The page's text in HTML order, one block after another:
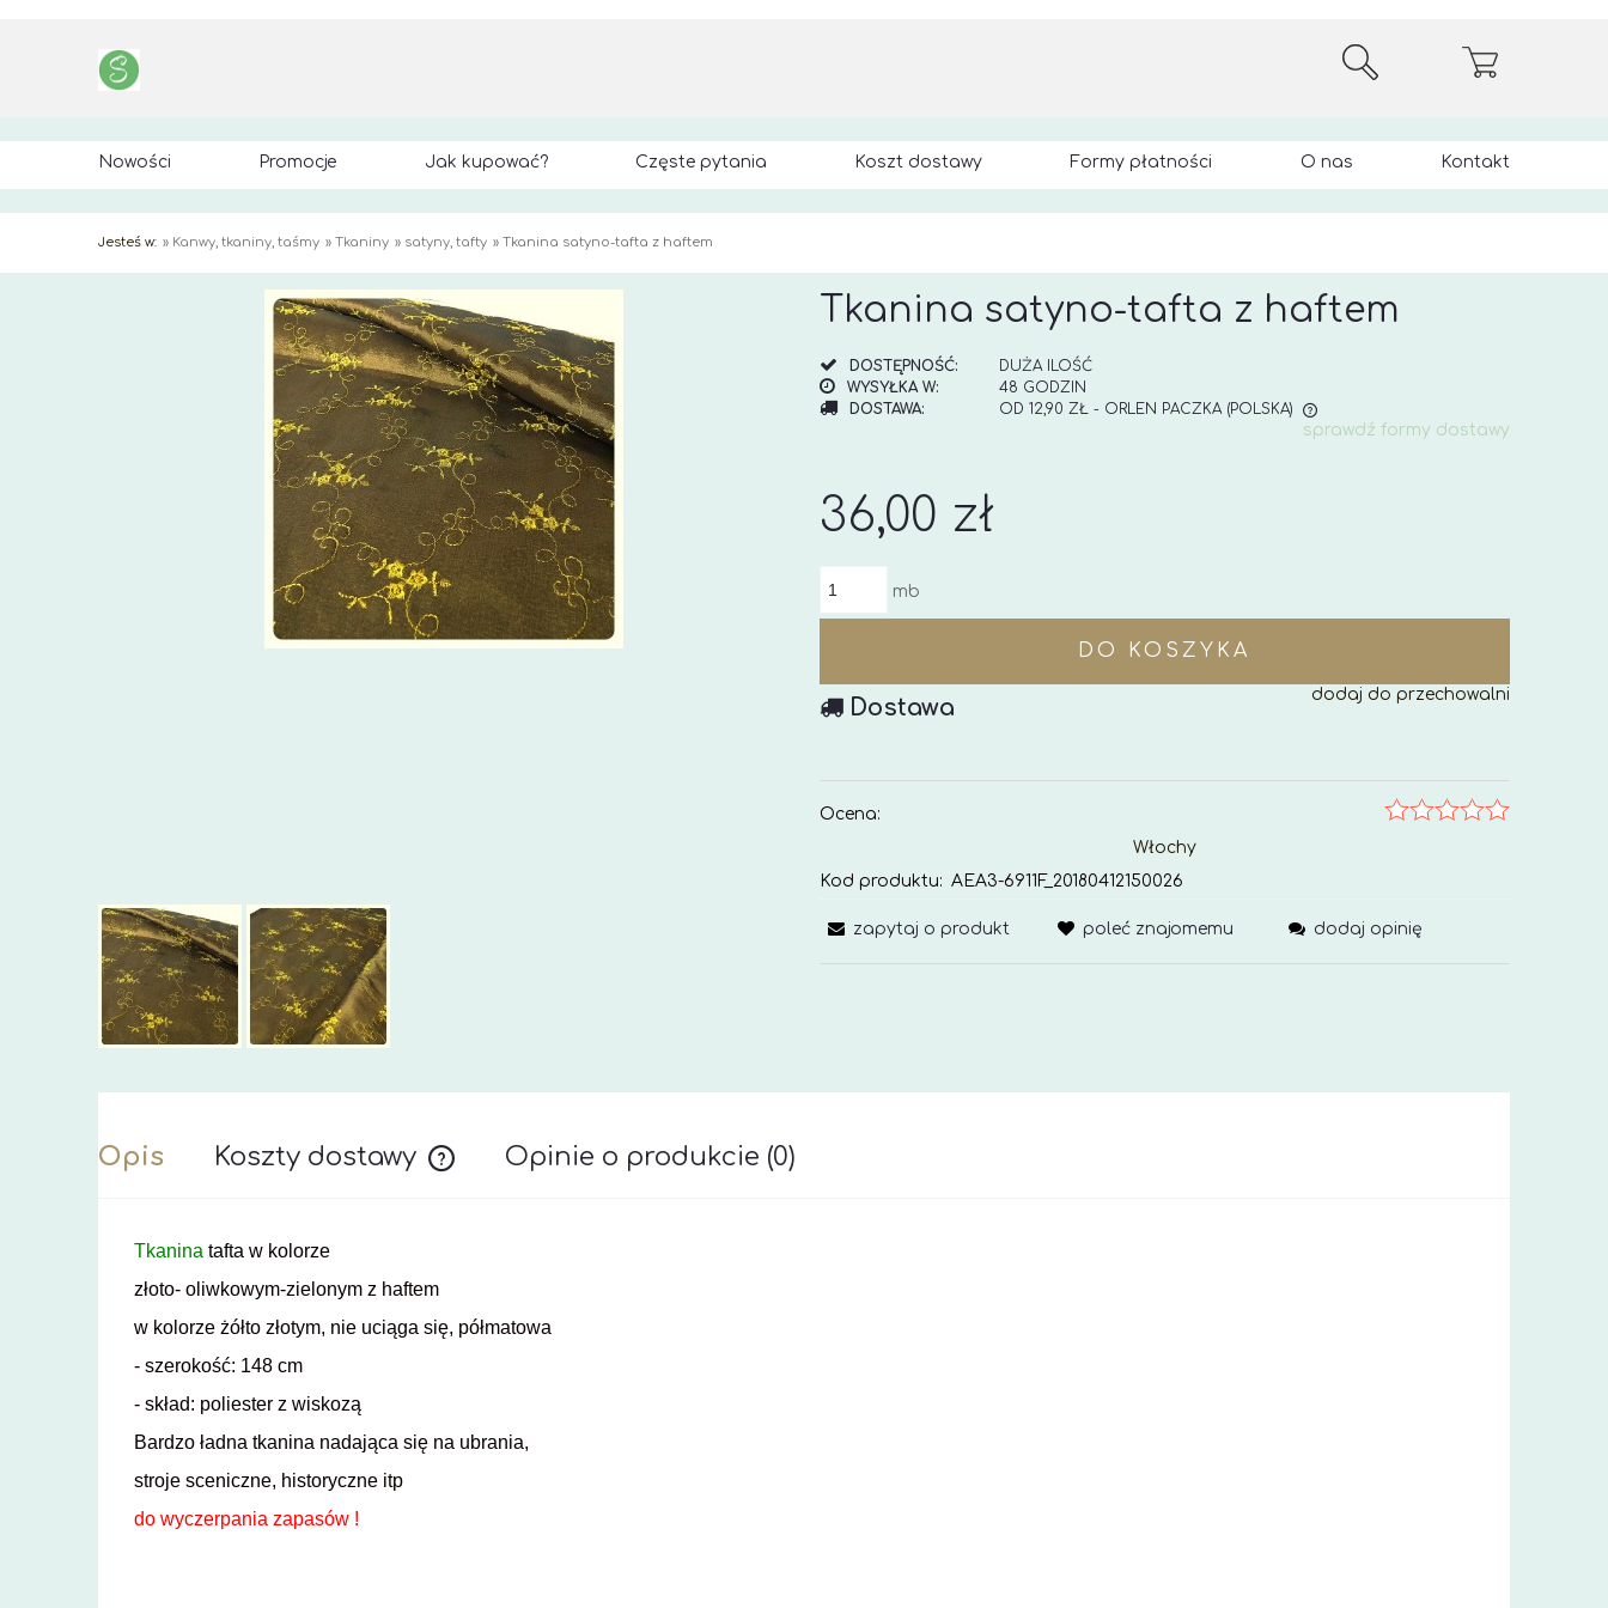
Nowości Promocje Jak kupować? Częste pytania Koszt dostawy Formy płatności O nas Kontakt
Jesteś w: » Kanwy, tkaniny, taśmy » Tkaniny » satyny, tafty » Tkanina satyno-tafta z haftem
Tkanina satyno-tafta z haftem
DOSTĘPNOŚĆ:
DUŻA ILOŚĆ
WYSYŁKA W:
48 GODZIN
DOSTAWA:
OD 12,90 ZŁ - ORLEN PACZKA (POLSKA)
sprawdź formy dostawy
36,00 zł
mb
DO KOSZYKA
dodaj do przechowalni
Dostawa
Ocena:
Włochy
Kod produktu: AEA3-6911F_20180412150026
zapytaj o produkt poleć znajomemu dodaj opinię
Opis Koszty dostawy Opinie o produkcie (0)
Tkanina tafta w kolorze
złoto- oliwkowym-zielonym z haftem
w kolorze żółto złotym, nie uciąga się, półmatowa
- szerokość: 148 cm
- skład: poliester z wiskozą
Bardzo ładna tkanina nadająca się na ubrania,
stroje sceniczne, historyczne itp
do wyczerpania zapasów !